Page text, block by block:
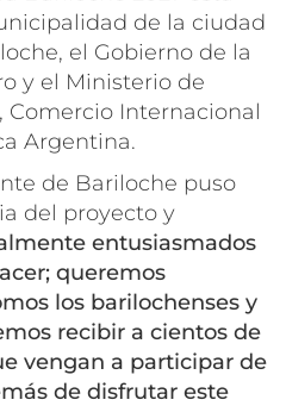
de la ciudad
el Gobierno de la
y el Ministerio de
Comercio Internacional
Argentina.
de Bariloche puso
del proyecto y
entusiasmados
queremos
los barilochenses y
recibir a cientos de
vengan a participar de
de disfrutar este